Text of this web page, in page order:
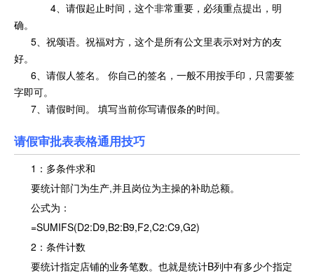
4、请假起止时间，这个非常重要，必须重点提出，明
确。
5、祝颂语。祝福对方，这个是所有公文里表示对对方的友
好。
6、请假人签名。 你自己的签名，一般不用按手印，只需要签
字即可。
7、请假时间。 填写当前你写请假条的时间。
请假审批表表格通用技巧
1：多条件求和
要统计部门为生产,并且岗位为主操的补助总额。
公式为：
=SUMIFS(D2:D9,B2:B9,F2,C2:C9,G2)
2：条件计数
要统计指定店铺的业务笔数。也就是统计B列中有多少个指定